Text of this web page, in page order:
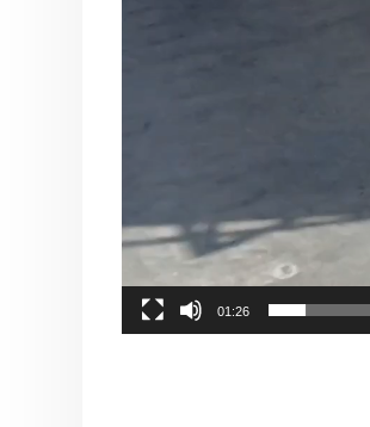
01:26